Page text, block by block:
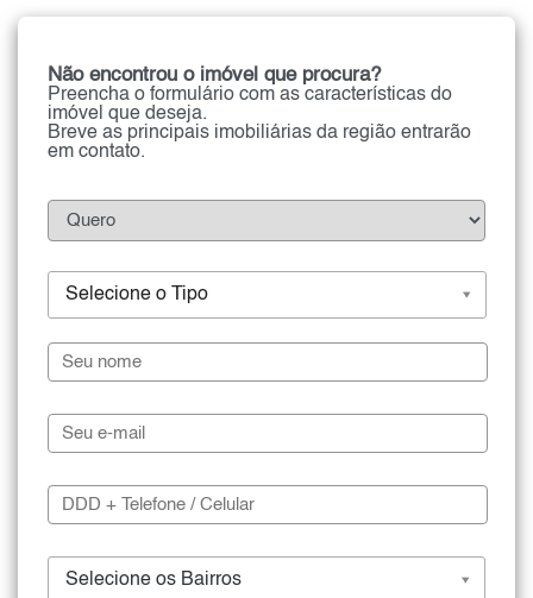
Não encontrou o imóvel que procura?
Preencha o formulário com as características do
imóvel que deseja.
Breve as principais imobiliárias da região entrarão
em contato.
Selecione o Tipo
Selecione os Bairros